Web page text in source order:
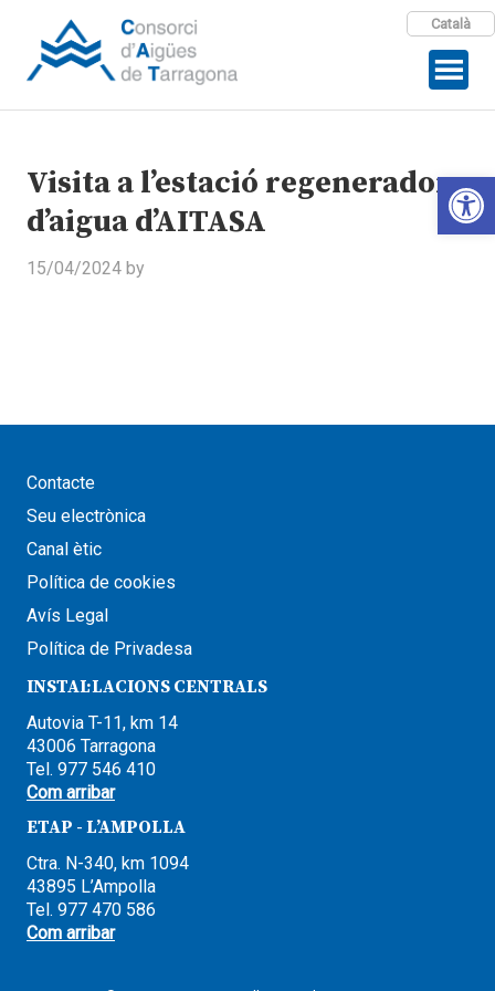
Català
Visita a l’estació regeneradora
d’aigua d’AITASA
15/04/2024 by
Contacte
Seu electrònica
Canal ètic
Política de cookies
Avís Legal
Política de Privadesa
INSTAL·LACIONS CENTRALS
Autovia T-11, km 14
43006 Tarragona
Tel. 977 546 410
Com arribar
ETAP - L’AMPOLLA
Ctra. N-340, km 1094
43895 L’Ampolla
Tel. 977 470 586
Com arribar